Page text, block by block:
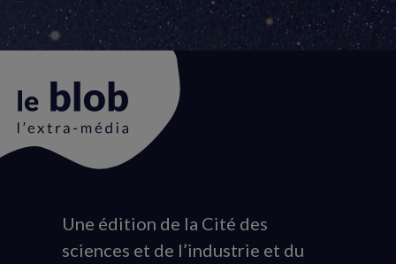
Animation
du
Une édition de la Cité des
sciences et de l’industrie et du